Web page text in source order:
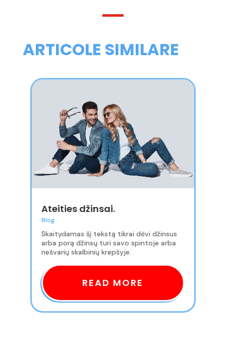
ARTICOLE SIMILARE
Ateities džinsai.
Blog
Skaitydamas šį tekstą tikrai dėvi džinsus
arba porą džinsų turi savo spintoje arba
nešvarių skalbinių krepšyje.
READ MORE